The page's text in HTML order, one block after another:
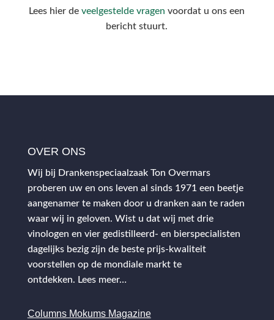
Lees hier deveelgestelde vragen voordat u ons een
bericht stuurt.
OVER ONS
Wij bij Drankenspeciaalzaak Ton Overmars
proberen uw en ons leven al sinds 1971 een beetje
aangenamer te maken door u dranken aan te raden
waar wij in geloven. Wist u dat wij met drie
vinologen en vier gedistilleerd- en bierspecialisten
dagelijks bezig zijn de beste prijs-kwaliteit
voorstellen op de mondiale markt te
ontdekken. Lees meer…
Columns Mokums Magazine